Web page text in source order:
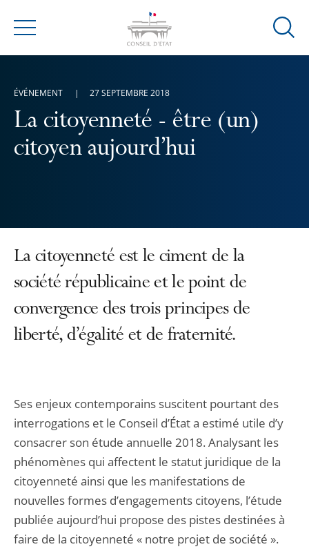
Menu
Ouvrir
La citoyenneté - être (un)
citoyen aujourd’hui
ÉVÉNEMENT 27 SEPTEMBRE 2018
La citoyenneté est le ciment de la
société républicaine et le point de
convergence des trois principes de
liberté, d’égalité et de fraternité.
Ses enjeux contemporains suscitent pourtant des
interrogations et le Conseil d’État a estimé utile d’y
consacrer son étude annuelle 2018. Analysant les
phénomènes qui affectent le statut juridique de la
citoyenneté ainsi que les manifestations de
nouvelles formes d’engagements citoyens, l’étude
publiée aujourd’hui propose des pistes destinées à
faire de la citoyenneté « notre projet de société ».